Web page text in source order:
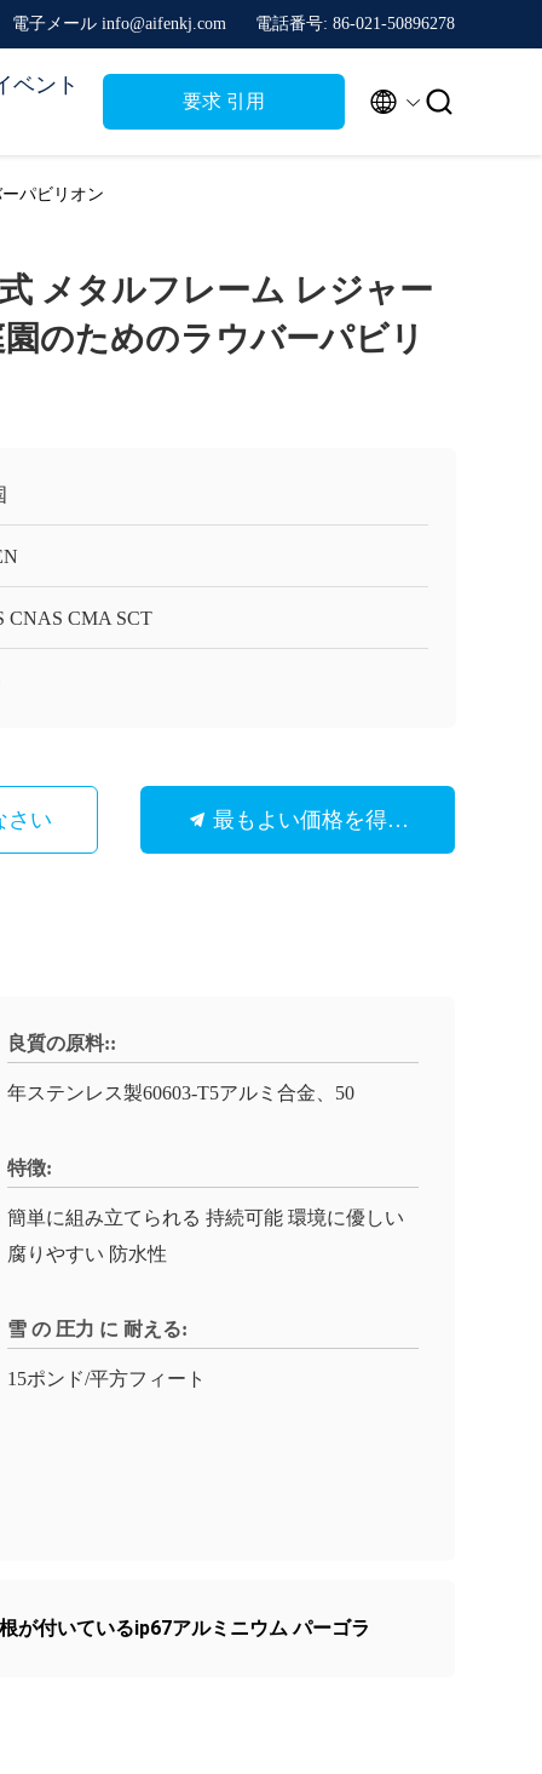
電子メール info@aifenkj.com 電話番号: 86-021-50896278
ベント
要求 引用  
パビリオン
メタルフレーム レジャー
のためのラウバーパビリ
CNAS CMA SCT
さい 最もよい価格を得なさい
良質の原料::
年ステンレス製60603-T5アルミ合金、50
特徴:
簡単に組み立てられる 持続可能 環境に優しい
腐りやすい 防水性
雪 の 圧力 に 耐える:
15ポンド/平方フィート
が付いているip67アルミニウム パーゴラ